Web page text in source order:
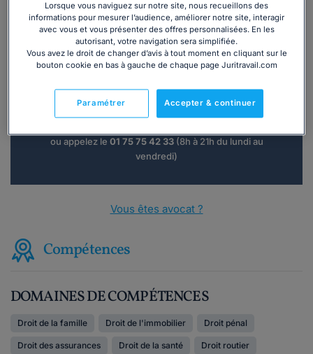
Vous souhaitez une consultation par
téléphone ?
Consulter immédiatement
ou appelez le 01 75 75 42 33(8h à 21h du lundi au
vendredi)
Vous êtes avocat ?
Compétences
DOMAINES DE COMPÉTENCES
Droit de la famille Droit de l'immobilier Droit pénal
Droit des assurances Droit de la santé Droit routier
Lorsque vous naviguez sur notre site, nous recueillons des
informations pour mesurer l’audience, améliorer notre site, interagir
avec vous et vous présenter des offres personnalisées. En les
autorisant, votre navigation sera simplifiée.
Vous avez le droit de changer d’avis à tout moment en cliquant sur le
bouton cookie en bas à gauche de chaque page Juritravail.com
Accepter & continuer
Paramétrer